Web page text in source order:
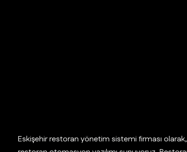
Eskişehir restoran yönetim sistemi firması